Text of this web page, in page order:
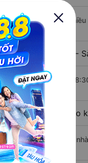
5 - Sài Gòn có
xe khách Quận 5 -
xe bắt đầu từ
Păh - Gia Lai nào
vào lúc 18:30 là của